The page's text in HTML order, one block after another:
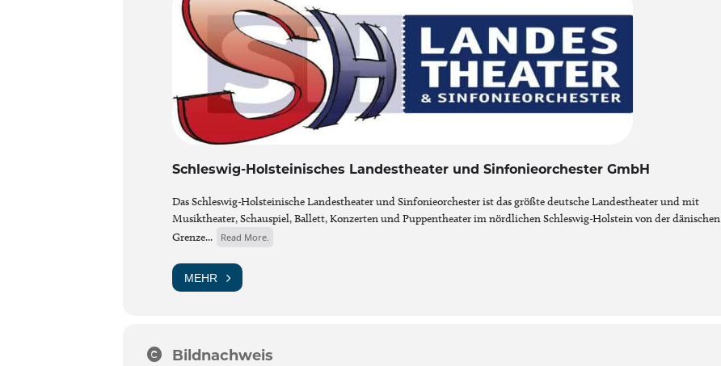
Schleswig-Holsteinisches Landestheater und Sinfonieorchester GmbH
Das Schleswig-Holsteinische Landestheater und Sinfonieorchester ist das größte deutsche Landestheater und mit
Musiktheater, Schauspiel, Ballett, Konzerten und Puppentheater im nördlichen Schleswig-Holstein von der dänischen
Grenze...
Read More.
MEHR
Bildnachweis